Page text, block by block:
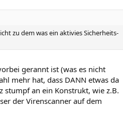
zu dem was ein aktivies Sicherheits-
gerannt ist (was es nicht
mehr hat, dass DANN etwas da
stumpf an ein Konstrukt, wie z.B.
der Virenscanner auf dem